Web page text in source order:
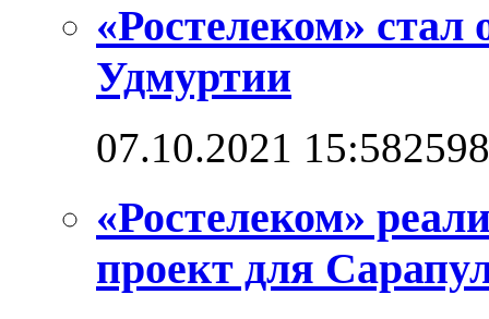
«Ростелеком» стал
Удмуртии
07.10.2021 15:58
«Ростелеком»
проект для